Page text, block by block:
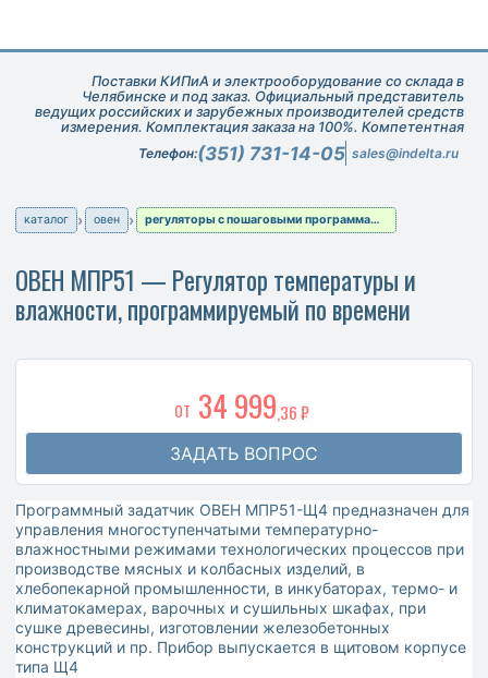
Поставки КИПиА и электрооборудование со склада в
Челябинске и под заказ. Официальный представитель
ведущих российских и зарубежных производителей средств
измерения. Комплектация заказа на 100%. Компетентная
техническая поддержка при подборе оборудования.
Телефон:(351) 731-14-05 sales@indelta.ru
каталог овен регуляторы с пошаговыми программами технолога
ОВЕН МПР51 — Регулятор температуры и
влажности, программируемый по времени
ОТ 34 999,36 ₽
ЗАДАТЬ ВОПРОС
Программный задатчик ОВЕН МПР51-Щ4 предназначен для
управления многоступенчатыми температурно-
влажностными режимами технологических процессов при
производстве мясных и колбасных изделий, в
хлебопекарной промышленности, в инкубаторах, термо- и
климатокамерах, варочных и сушильных шкафах, при
сушке древесины, изготовлении железобетонных
конструкций и пр. Прибор выпускается в щитовом корпусе
типа Щ4